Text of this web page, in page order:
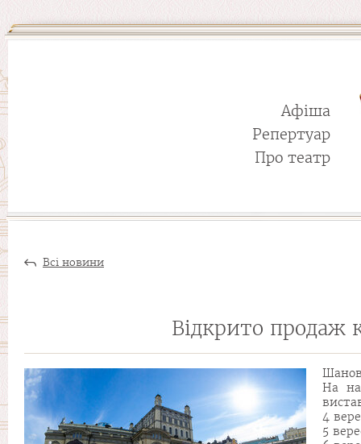
Афіша
Репертуар
Про театр
Всі новини
Відкрито продаж
На
4
5